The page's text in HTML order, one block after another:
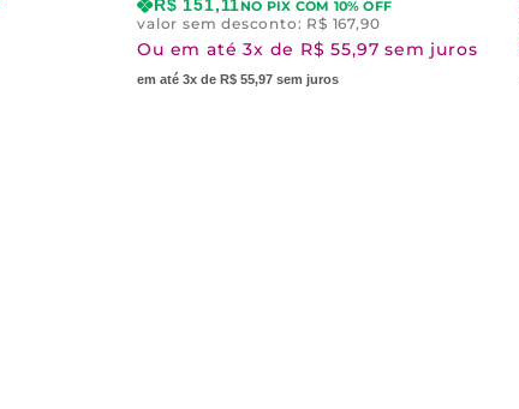
R$ 151,11NO PIX COM 10% OFF
valor sem desconto: R$ 167,90
Ou em até 3x de R$ 55,97 sem juros
em até 3x de R$ 55,97 sem juros